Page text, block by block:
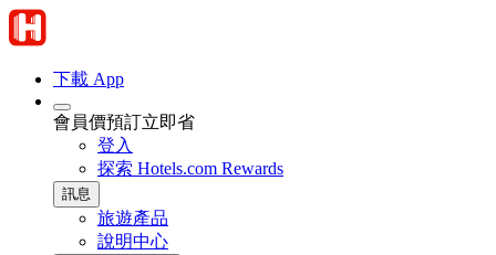
下載 App
會員價預訂立即省
登入
探索 Hotels.com Rewards
訊息
旅遊產品
說明中心